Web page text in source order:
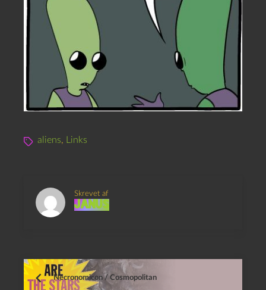
aliens, Links
Skrevet af
Janus
Necronomicon / Cosmopolitan